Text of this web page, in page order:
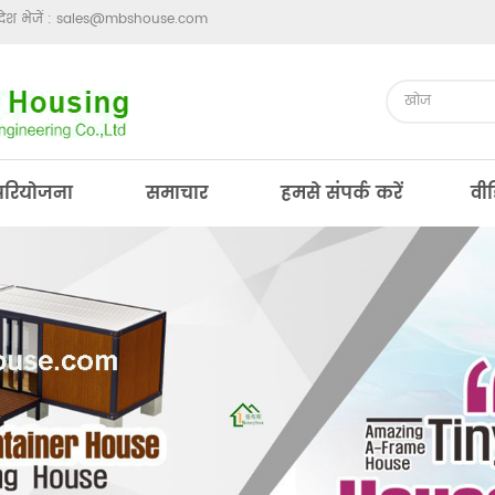
भेजें : sales@mbshouse.com
समाचार हमसे संपर्क करें